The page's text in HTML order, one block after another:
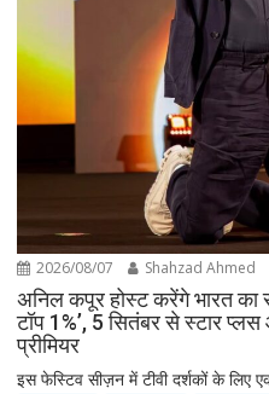
2026/08/07 Shahzad Ahmed
अनिल कपूर होस्ट करेंगे भारत का
टॉप 1%’, 5 सितंबर से स्टार प्लस
प्रीमियर
इस फेस्टिव सीज़न में टीवी दर्शकों के लिए